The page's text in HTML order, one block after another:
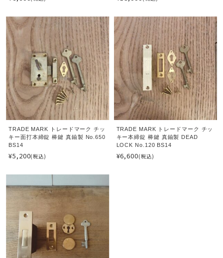
TRADE MARK トレードマーク チッ
キー面打本締錠 棒鍵 真鍮製 No.650
BS14
¥5,200(税込)
TRADE MARK トレードマーク チッ
キー本締錠 棒鍵 真鍮製 DEAD
LOCK No.120 BS14
¥6,600(税込)